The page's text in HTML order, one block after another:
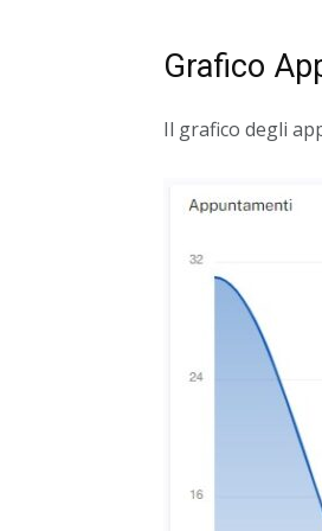
Grafico
Il grafico degli